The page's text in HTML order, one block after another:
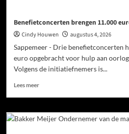
Benefietconcerten brengen 11.000
Cindy Houwen
augustus 4, 2026
Sappemeer - Drie benefietconcerten
euro opgebracht voor hulp aan
Volgens de initiatiefnemers is...
Lees meer